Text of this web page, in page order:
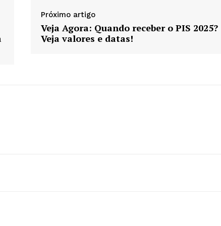
Próximo artigo
Veja Agora: Quando receber o PIS 2025?
Veja valores e datas!